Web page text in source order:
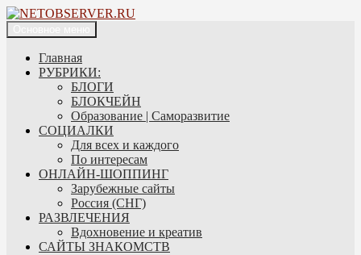
NETOBSERVER.RU
Поиск
к
Главная
РУБРИКИ:
БЛОГИ
БЛОКЧЕЙН
Образование | Саморазвитие
СОЦИАЛКИ
Для всех и каждого
По интересам
ОНЛАЙН-ШОППИНГ
Зарубежные сайты
Россия (СНГ)
РАЗВЛЕЧЕНИЯ
Вдохновение и креатив
САЙТЫ ЗНАКОМСТВ